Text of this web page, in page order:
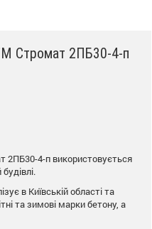
Стромат 2ПБ30-4-п
2ПБ30-4-п використовується
в Київській області та
та зимові марки бетону, а